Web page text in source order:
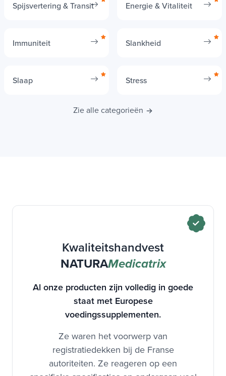
Kwaliteitshandvest
Medicatrix
Al onze producten zijn volledig in goede
staat met Europese
voedingssupplementen.
Ze waren het voorwerp van
registratiedekken bij de Franse